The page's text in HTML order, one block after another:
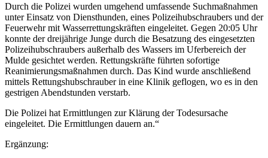
Durch die Polizei wurden umgehend umfassende Suchmaßnahmen
unter Einsatz von Diensthunden, eines Polizeihubschraubers und der
Feuerwehr mit Wasserrettungskräften eingeleitet. Gegen 20:05 Uhr
konnte der dreijährige Junge durch die Besatzung des eingesetzten
Polizeihubschraubers außerhalb des Wassers im Uferbereich der
Mulde gesichtet werden. Rettungskräfte führten sofortige
Reanimierungsmaßnahmen durch. Das Kind wurde anschließend
mittels Rettungshubschrauber in eine Klinik geflogen, wo es in den
gestrigen Abendstunden verstarb.
Die Polizei hat Ermittlungen zur Klärung der Todesursache
eingeleitet. Die Ermittlungen dauern an.“
Ergänzung: